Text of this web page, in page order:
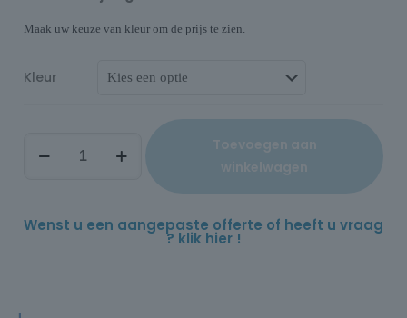
Maak uw keuze van kleur om de prijs te zien.
Kleur
Wenst u een aangepaste offerte of heeft u vraag
? klik hier !